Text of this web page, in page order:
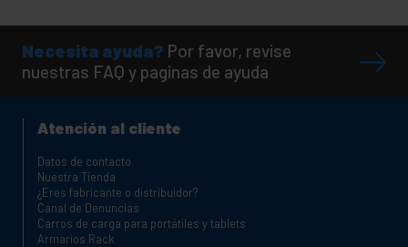
Necesita ayuda? Por favor, revise
nuestras FAQ y paginas de ayuda
Atención al cliente
Datos de contacto
Nuestra Tienda
¿Eres fabricante o distribuidor?
Canal de Denuncias
Carros de carga para portátiles y tablets
Armarios Rack